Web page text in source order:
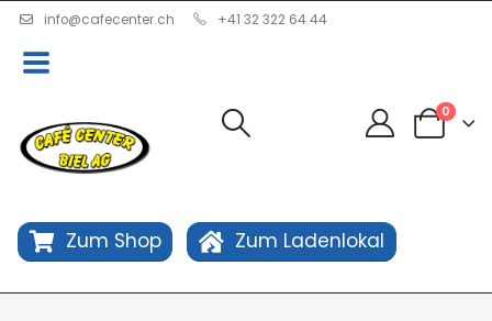
info@cafecenter.ch +41 32 322 64 44
0
Zum Shop Zum Ladenlokal